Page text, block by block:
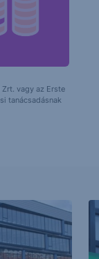
vagy az Erste
tanácsadásnak